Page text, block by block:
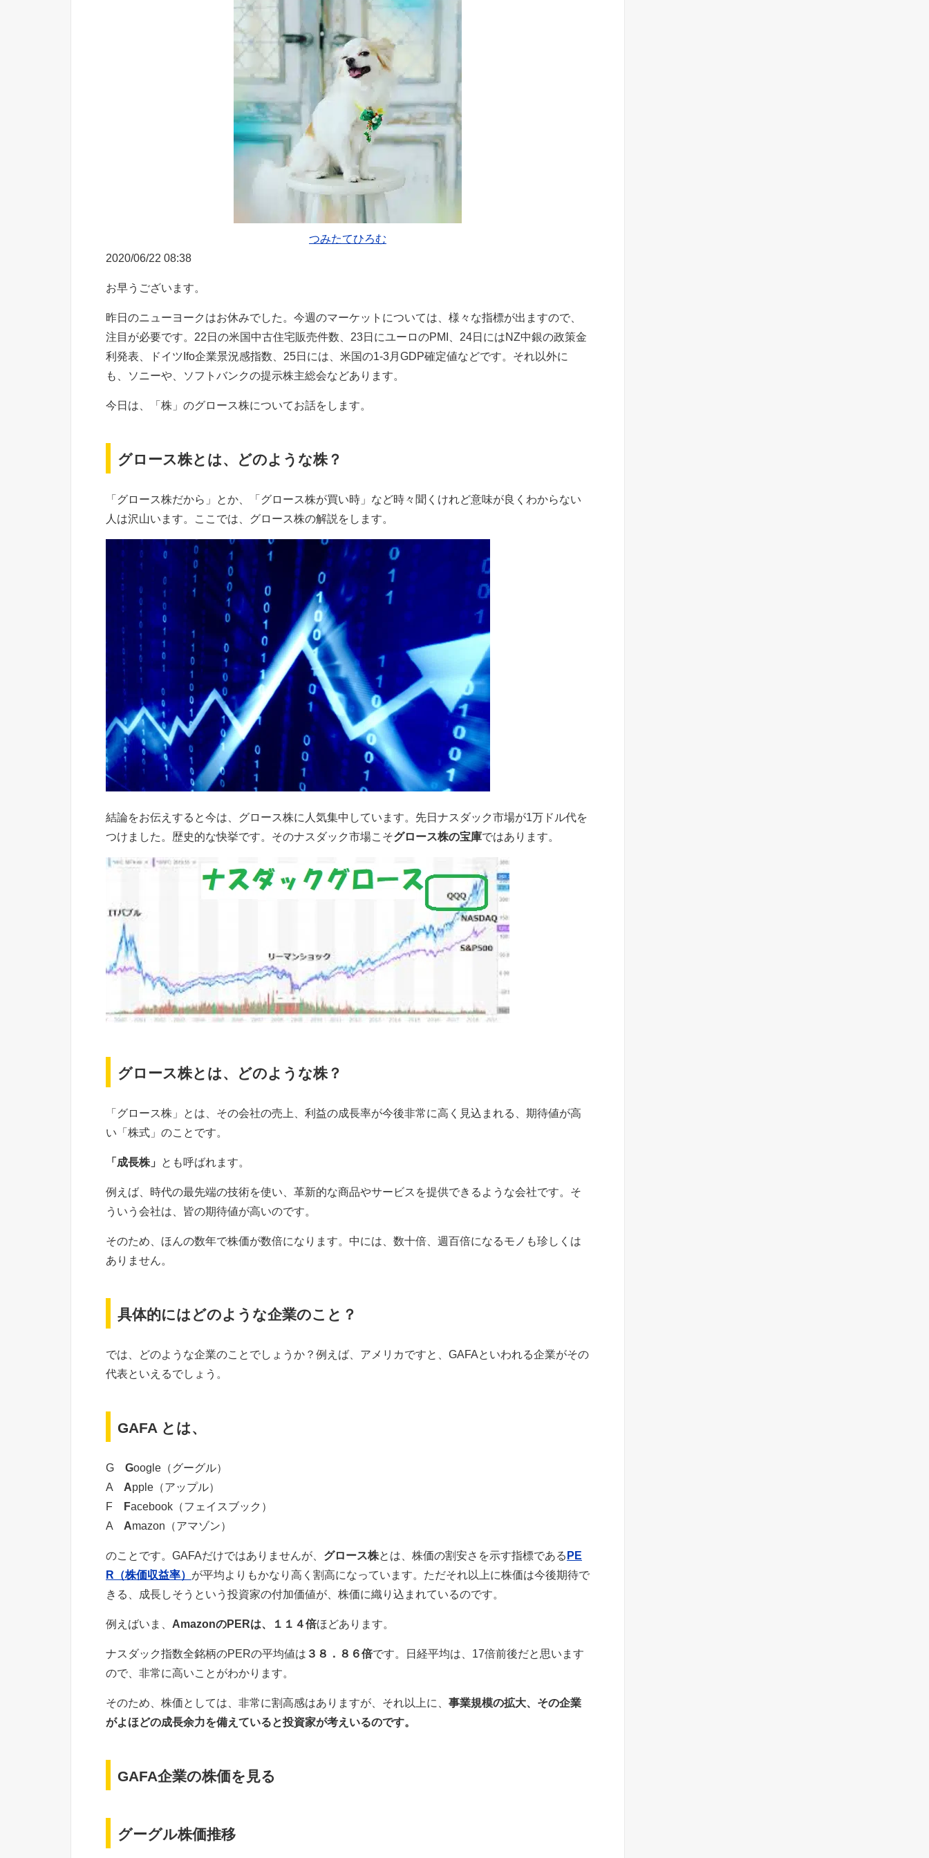
つみたてひろむ
2020/06/22 08:38
お早うございます。
昨日のニューヨークはお休みでした。今週のマーケットについては、様々な指標が出ますので、
注目が必要です。22日の米国中古住宅販売件数、23日にユーロのPMI、24日にはNZ中銀の政策金
利発表、ドイツIfo企業景況感指数、25日には、米国の1-3月GDP確定値などです。それ以外に
も、ソニーや、ソフトバンクの提示株主総会などあります。
今日は、「株」のグロース株についてお話をします。
グロース株とは、どのような株？
「グロース株だから」とか、「グロース株が買い時」など時々聞くけれど意味が良くわからない
人は沢山います。ここでは、グロース株の解説をします。
結論をお伝えすると今は、グロース株に人気集中しています。先日ナスダック市場が1万ドル代を
つけました。歴史的な快挙です。そのナスダック市場こそグロース株の宝庫ではあります。
グロース株とは、どのような株？
「グロース株」とは、その会社の売上、利益の成長率が今後非常に高く見込まれる、期待値が高
い「株式」のことです。
「成長株」 とも呼ばれます。
例えば、時代の最先端の技術を使い、革新的な商品やサービスを提供できるような会社です。そ
ういう会社は、皆の期待値が高いのです。
そのため、ほんの数年で株価が数倍になります。中には、数十倍、週百倍になるモノも珍しくは
ありません。
具体的にはどのような企業のこと？
では、どのような企業のことでしょうか？例えば、アメリカですと、GAFAといわれる企業がその
代表といえるでしょう。
GAFA とは、
G Google（グーグル）
A Apple（アップル）
F
Facebook（フェイスブック）
A Amazon（アマゾン）
のことです。GAFAだけではありませんが、 グロース株とは、株価の割安さを示す指標である PE
R（株価収益率） が平均よりもかなり高く割高になっています。ただそれ以上に株価は今後期待で
きる、成長しそうという投資家の付加価値が、株価に織り込まれているのです。
例えばいま、 AmazonのPERは、１１４倍ほどあります。
ナスダック指数全銘柄のPERの平均値は ３８．８６倍です。日経平均は、17倍前後だと思います
ので、非常に高いことがわかります。
そのため、株価としては、非常に割高感はありますが、それ以上に、 事業規模の拡大、その企業
がよほどの成長余力を備えていると投資家が考えいるのです。
GAFA企業の株価を見る
グーグル株価推移